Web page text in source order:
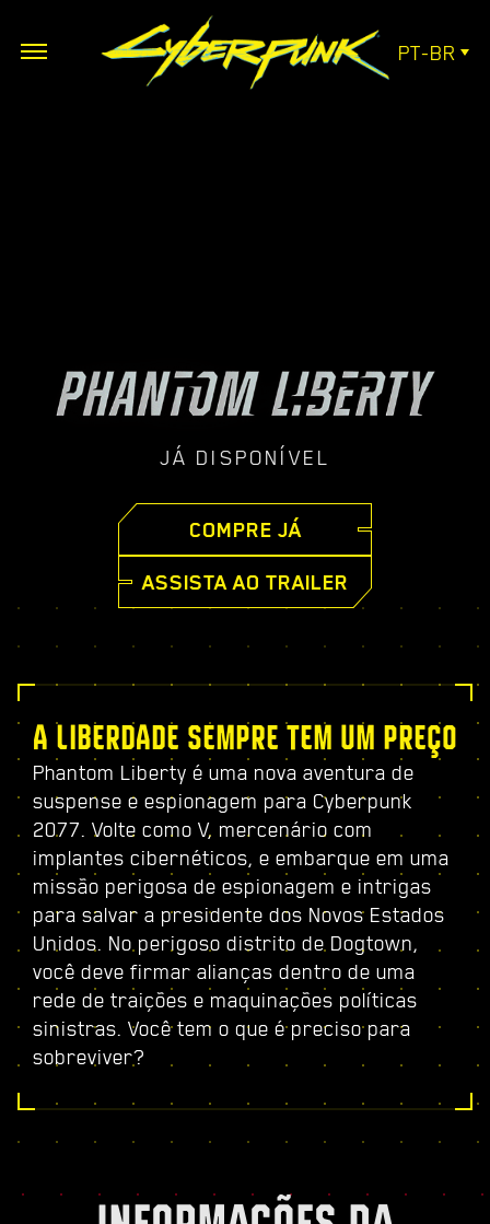
PT-BR
JÁ DISPONÍVEL
COMPRE JÁ
ASSISTA AO TRAILER
A LIBERDADE SEMPRE TEM UM PREÇO
Phantom Liberty é uma nova aventura de
suspense e espionagem para Cyberpunk
2077. Volte como V, mercenário com
implantes cibernéticos, e embarque em uma
missão perigosa de espionagem e intrigas
para salvar a presidente dos Novos Estados
Unidos. No perigoso distrito de Dogtown,
você deve firmar alianças dentro de uma
rede de traições e maquinações políticas
sinistras. Você tem o que é preciso para
sobreviver?